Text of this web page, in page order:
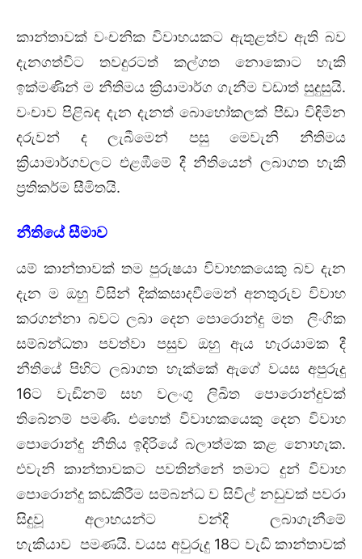
කාන්තාවක් වංචනික විවාහයකට ඇතුළත්ව ඇති බව
දැනගත්විට තවදුරටත් කල්ගත නොකොට හැකි
ඉක්මණින් ම නීතිමය ක්‍රියාමාර්ග ගැනීම වඩාත් සුදුසුයි.
වංචාව පිළිබඳ දැන දැනත් බොහෝකලක් පීඩා විඳිමින
දරුවන් ද ලැබීමෙන් පසු මෙවැනි නීතිමය
ක්‍රියාමාර්ගවලට එළඹීමේ දී නීතියෙන් ලබාගත හැකි
ප්‍රතිකර්ම සීමිතයි.
නීතියේ සීමාව
යම් කාන්තාවක් තම පුරුෂයා විවාහකයෙකු බව දැන
දැන ම ඔහු විසින් දික්කසාදවීමෙන් අනතුරුව විවාහ
කරගන්නා බවට ලබා දෙන පොරොන්දු මත ලිංගික
සම්බන්ධතා පවත්වා පසුව ඔහු ඇය හැරයාමක දී
නීතියේ පිහිට ලබාගත හැක්කේ ඇගේ වයස අපුරුදු
16ට වැඩිනම් සහ වලංගු ලිඛිත පොරොන්දුවක්
තිබේනම් පමණි. එහෙත් විවාහකයෙකු දෙන විවාහ
පොරොන්දු නීතිය ඉදිරියේ බලාත්මක කළ නොහැක.
එවැනි කාන්තාවකට පවතින්නේ තමාට දුන් විවාහ
පොරොන්දු කඩකිරීම සම්බන්ධ ව සිවිල් නඩුවක් පවරා
සිදුවූ අලාභයන්ට වන්දි ලබාගැනීමේ
හැකියාව පමණයි. වයස අවුරුදු 18ට වැඩි කාන්තාවක්